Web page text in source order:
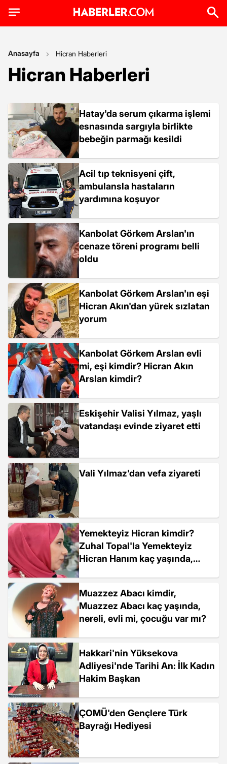
Anasayfa Hicran Haberleri
Hicran Haberleri
Hatay'da serum çıkarma işlemi
esnasında sargıyla birlikte
bebeğin parmağı kesildi
Acil tıp teknisyeni çift,
ambulansla hastaların
yardımına koşuyor
Kanbolat Görkem Arslan'ın
cenaze töreni programı belli
oldu
Kanbolat Görkem Arslan'ın eşi
Hicran Akın'dan yürek sızlatan
yorum
Kanbolat Görkem Arslan evli
mi, eşi kimdir? Hicran Akın
Arslan kimdir?
Eskişehir Valisi Yılmaz, yaşlı
vatandaşı evinde ziyaret etti
Vali Yılmaz'dan vefa ziyareti
Yemekteyiz Hicran kimdir?
Zuhal Topal'la Yemekteyiz
Hicran Hanım kaç yaşında,
Muazzez Abacı kimdir,
Muazzez Abacı kaç yaşında,
nereli, evli mi, çocuğu var mı?
Hakkari'nin Yüksekova
Adliyesi'nde Tarihi An: İlk Kadın
Hakim Başkan
ÇOMÜ'den Gençlere Türk
Bayrağı Hediyesi